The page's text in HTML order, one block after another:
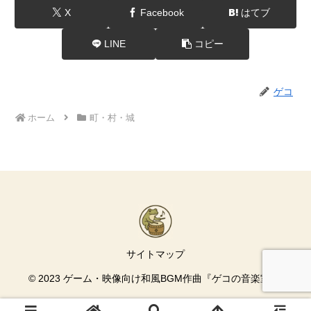
X Facebook はてブ
LINE コピー
ゲコ
ホーム 町・村・城
サイトマップ
© 2023 ゲーム・映像向け和風BGM作曲『ゲコの音楽室』.